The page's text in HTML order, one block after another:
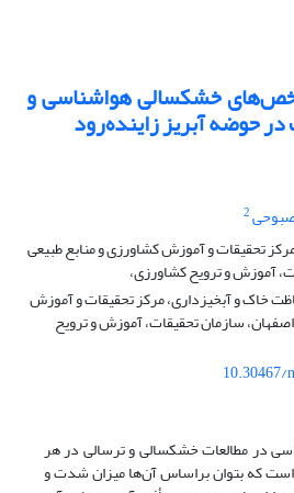
خشکسالی هواشناسی و
حوضه آبریز زاینده‌رود
2
تحقیقات و آموزش کشاورزی و منابع طبیعی
آموزش و ترویح کشاورزی،
خاک و آبخیزداری، مرکز تحقیقات و آموزش
سازمان تحقیقات، آموزش و ترویح
10.30467/
در مطالعات خشکسالی و ترسالی در هر
که بتوان براساس آن‌ها میزان شدت و